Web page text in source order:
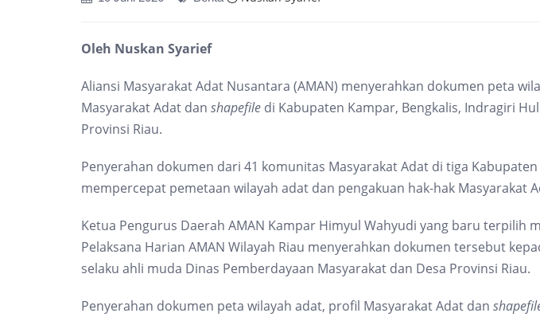
Oleh Nuskan Syarief
Aliansi Masyarakat Adat Nusantara (AMAN) menyerahkan dokumen peta
Masyarakat Adat dan shapefile di Kabupaten Kampar, Bengkalis, Indragiri
Provinsi Riau.
Penyerahan dokumen dari 41 komunitas Masyarakat Adat di tiga
mempercepat pemetaan wilayah adat dan pengakuan hak-hak Masyarakat
Ketua Pengurus Daerah AMAN Kampar Himyul Wahyudi yang baru terpilih
Pelaksana Harian AMAN Wilayah Riau menyerahkan dokumen tersebut
selaku ahli muda Dinas Pemberdayaan Masyarakat dan Desa Provinsi Riau.
Penyerahan dokumen peta wilayah adat, profil Masyarakat Adat dan